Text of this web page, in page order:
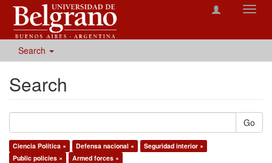
Search
Search
Go
Ciencia Política × Defensa nacional ×
Seguridad interior ×
Public policies ×
Armed forces ×